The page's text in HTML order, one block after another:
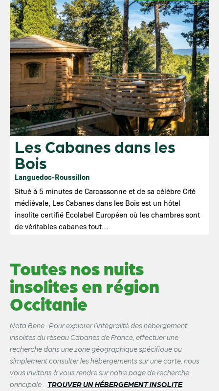
Les Cabanes dans les
Bois
Languedoc-Roussillon
Situé à 5 minutes de Carcassonne et de sa célèbre Cité
médiévale, Les Cabanes dans les Bois est un hôtel
insolite certifié Ecolabel Européen où les chambres sont
de véritables cabanes tout…
Toutes nos nuits
insolites en région
Occitanie
Nota Bene : Pour explorer l’intégralité des hébergement
insolites du réseau Cabanes de France, effectuer une
recherche dans une zone géographique spécifique ou
simplement consulter les hébergements sur une carte, nous
vous invitons à vous rendre sur notre page de recherche
principale : TROUVER UN HÉBERGEMENT INSOLITE.